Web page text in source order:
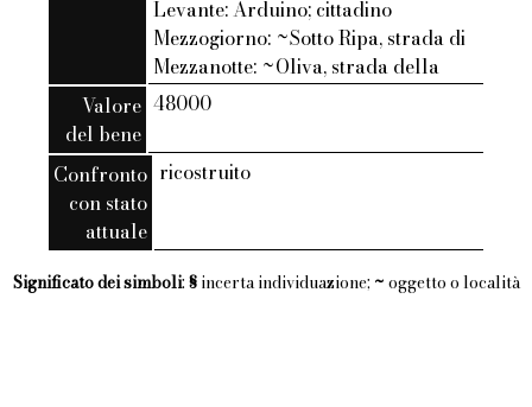
Levante: Arduino; cittadino
Mezzogiorno: ~Sotto Ripa, strada di
Mezzanotte: ~Oliva, strada della
Valore
del bene
48000
Confronto
con stato
attuale
ricostruito
Significato dei simboli: §incerta individuazione; ~ oggetto o località